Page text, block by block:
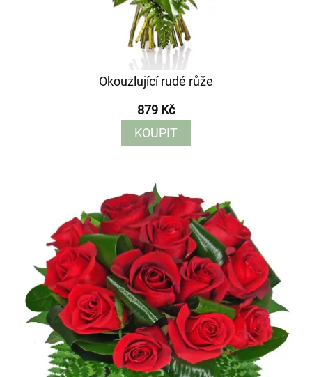
Okouzlující rudé růže
879 Kč
KOUPIT